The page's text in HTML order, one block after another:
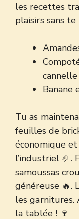
les recettes
plaisirs sans te
cannelle
Banane
Tu as
feuilles de
économique
l’industriel 🤌.
samoussas
généreuse 🔥.
les garnitures.
la tablée ! 🍷